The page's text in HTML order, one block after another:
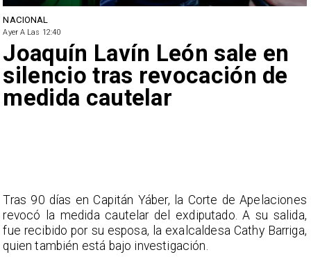
NACIONAL
Ayer A Las 12:40
Joaquín Lavín León sale en
silencio tras revocación de
medida cautelar
Tras 90 días en Capitán Yáber, la Corte de Apelaciones
revocó la medida cautelar del exdiputado. A su salida,
fue recibido por su esposa, la exalcaldesa Cathy Barriga,
quien también está bajo investigación.